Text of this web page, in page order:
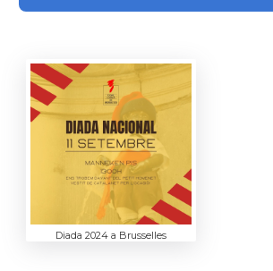
Diada 2024 a Brusselles